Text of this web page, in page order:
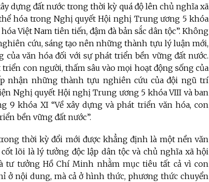
dựng đất nước trong thời kỳ quá độ lên chủ nghĩa xã
hóa trong Nghị quyết Hội nghị Trung ương 5 khóa
Việt Nam tiên tiến, đậm đà bản sắc dân tộc”. Không
cứu, sáng tạo nên những thành tựu lý luận mới,
văn hóa đối với sự phát triển bền vững đất nước.
con người, thấm sâu vào mọi hoạt động sống của
nhận những thành tựu nghiên cứu của đội ngũ trí
Nghị quyết Hội nghị Trung ương 5 khóa VIII và ban
9 khóa XI “Về xây dựng và phát triển văn hóa, con
bền vững đất nước”.
thời kỳ đổi mới được khẳng định là một nền văn
lõi là lý tưởng độc lập dân tộc và chủ nghĩa xã hội
tư tưởng Hồ Chí Minh nhằm mục tiêu tất cả vì con
ở nội dung, mà cả ở hình thức, phương thức chuyển